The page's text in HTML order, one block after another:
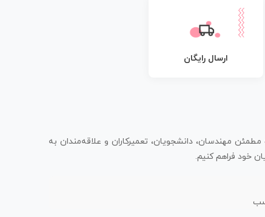
ارسال رایگان
مهندسان، دانشجویان، تعمیرکاران و علاقه‌مندان به
خود فراهم کنیم.